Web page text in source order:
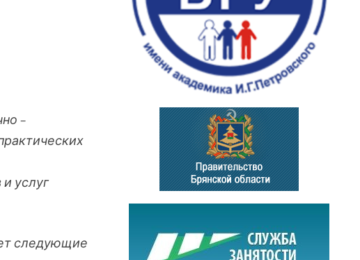
–
услуг
следующие